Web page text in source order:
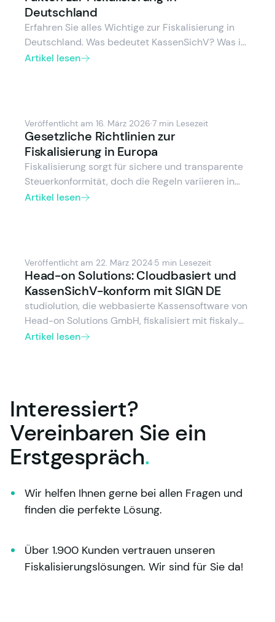
Deutschland
Erfahren Sie alles Wichtige zur Fiskalisierung in
Deutschland. Was bedeutet KassenSichV? Was ist
eine TSE und wozu dient die DSFinV-K? Was
Artikel lesen
Veröffentlicht am 16. März 2026·7 min Lesezeit
Gesetzliche Richtlinien zur
Fiskalisierung in Europa
Fiskalisierung sorgt für sichere und transparente
Steuerkonformität, doch die Regeln variieren in
Europa. Entdecken Sie die
Sie steuerkonform bleiben und Steuerprozesse
vereinfachen können.
Artikel lesen
Veröffentlicht am 22. März 2024·5 min Lesezeit
Head-on Solutions: Cloudbasiert und
KassenSichV-konform mit SIGN DE
studiolution, die webbasierte Kassensoftware von
Head-on Solutions GmbH, fiskalisiert mit fiskaly
SIGN DE und ermöglicht so ein einfaches
Artikel lesen
Interessiert?
Vereinbaren Sie ein
Erstgespräch.
Wir helfen Ihnen gerne bei allen Fragen und
finden die perfekte Lösung.
Über 1.900 Kunden vertrauen unseren
Fiskalisierungslösungen. Wir sind für Sie da!